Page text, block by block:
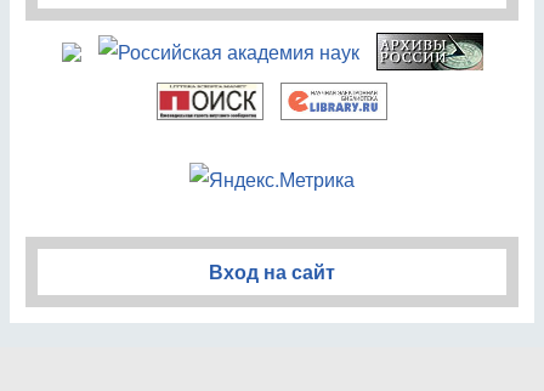
Вход на сайт